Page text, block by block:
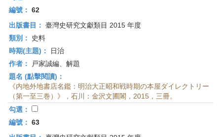
頁
編號： 62
出版書目： 臺灣史研究文獻類目 2015 年度
類別：
史料
時期(主題)：
日治
作者：
戸家誠編、解題
題名 (點擊閱讀)：
《内地外地書店名鑑：明治大正昭和戦時期の本屋ダイレクトリー
（第一至三巻）》，石川：金沢文圃閣，2015，三冊。
勾選：
編號： 63